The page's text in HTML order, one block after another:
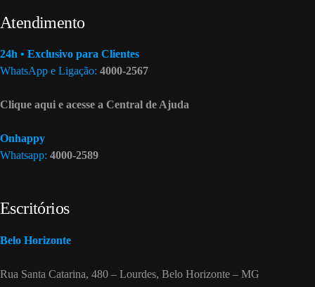
Atendimento
24h • Exclusivo para Clientes
WhatsApp e Ligação: 4000-2567
Clique aqui e acesse a Central de Ajuda
Onhappy
Whatsapp: 4000-2589
Escritórios
Belo Horizonte
Rua Santa Catarina, 480 – Lourdes, Belo Horizonte – MG